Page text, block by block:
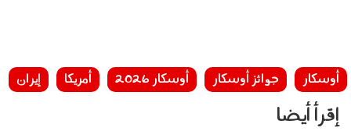
أوسكار جوائز أوسكار أوسكار 2026 أمريكا إيران
إقرأ أيضا